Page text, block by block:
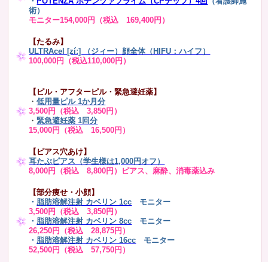
術）
モニター154,000円（税込 169,400円）
【たるみ】
ULTRAcel [zíː] （ジィー）顔全体（HIFU：ハイフ）
100,000円（税込110,000円）
【ピル・アフターピル・緊急避妊薬】
・低用量ピル 1か月分
3,500円（税込 3,850円）
・緊急避妊薬 1回分
15,000円（税込 16,500円）
【ピアス穴あけ】
耳たぶピアス（学生様は1,000円オフ）
8,000円（税込 8,800円）ピアス、麻酔、消毒薬込み
【部分痩せ・小顔】
・ 脂肪溶解注射 カベリン 1cc モニター
3,500円（税込 3,850円）
・ 脂肪溶解注射 カベリン 8cc モニター
26,250円（税込 28,875円）
・ 脂肪溶解注射 カベリン 16cc
モニター
52,500円（税込 57,750円）